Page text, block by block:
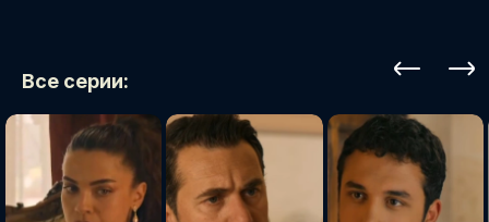
Все серии: